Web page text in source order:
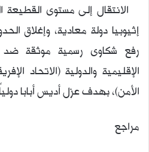
الانتقال إلى مستوى القطيعة
إثيوبيا دولة معادية، وإغلاق
رفع شكاوى رسمية موثقة ضد
الإقليمية والدولية (الاتحاد
الأمن)، بهدف عزل أديس أبابا
مراجع